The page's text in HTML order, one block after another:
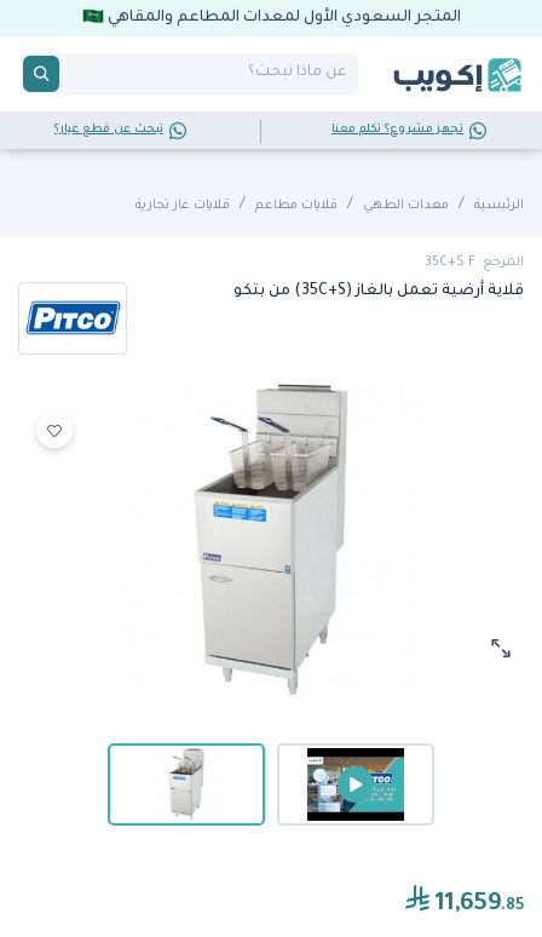
المتجر السعودي الأول لمعدات المطاعم والمقاهي
تجهز مشروع؟ تكلم معنا تبحث عن قطع غيار؟
الرئيسية معدات الطهي قلايات مطاعم قلايات غاز تجارية
المرجع: 35C+S F
قلاية أرضية تعمل بالغاز (35C+S) من بتكو
11,659.85